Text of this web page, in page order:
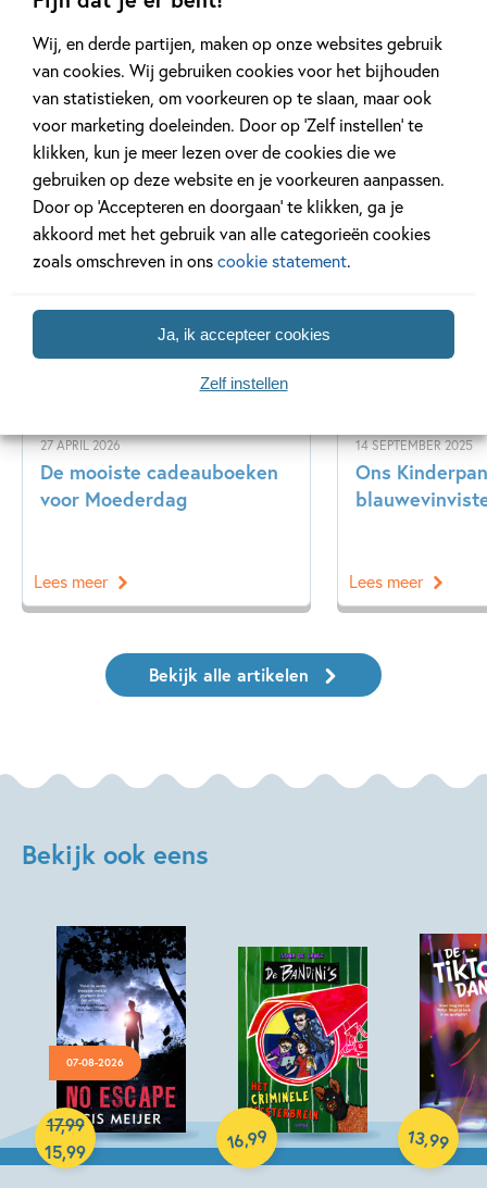
Wij, en derde partijen, maken op onze websites gebruik
van cookies. Wij gebruiken cookies voor het bijhouden
van statistieken, om voorkeuren op te slaan, maar ook
voor marketing doeleinden. Door op ‘Zelf instellen’ te
klikken, kun je meer lezen over de cookies die we
gebruiken op deze website en je voorkeuren aanpassen.
Door op ‘Accepteren en doorgaan’ te klikken, ga je
akkoord met het gebruik van alle categorieën cookies
zoals omschreven in onscookie statement.
Ja, ik accepteer cookies
Zelf instellen
Gerelateerde artikelen
27 APRIL 2026
De mooiste cadeauboeken
voor Moederdag
Tiplijst
Lees meer
14 SEPTEMBER 2025
Ons
Lees meer
Bekijk alle artikelen
Bekijk ook eens
07-08-2026
17,99
15,99
Hardcover
16,99
Hardcover 13,99
Hardcover